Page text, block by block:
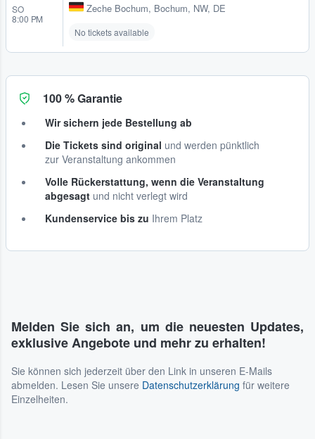
SO
8:00 PM
Zeche Bochum, Bochum, NW, DE
No tickets available
100 % Garantie
Wir sichern jede Bestellung ab
Die Tickets sind original und werden pünktlich
zur Veranstaltung ankommen
Volle Rückerstattung, wenn die Veranstaltung
abgesagt und nicht verlegt wird
Kundenservice bis zu Ihrem Platz
Melden Sie sich an, um die neuesten Updates,
exklusive Angebote und mehr zu erhalten!
Sie können sich jederzeit über den Link in unseren E-Mails
abmelden. Lesen Sie unsere Datenschutzerklärung für weitere
Einzelheiten.